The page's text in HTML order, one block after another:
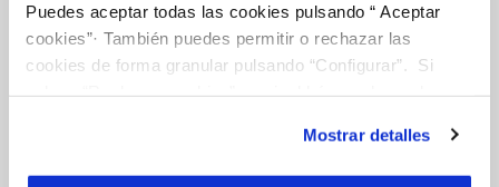
Puedes aceptar todas las cookies pulsando “ Aceptar
cookies”· También puedes permitir o rechazar las
cookies de forma granular pulsando “Configurar”. Si
son indispensables para que el sitio web funcione y que
por tanto no se pueden desactivar. Puedes consultar
Mostrar detalles
Gestiones Online